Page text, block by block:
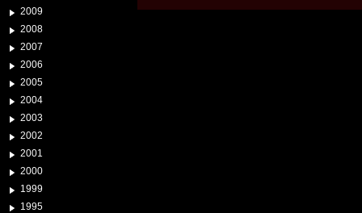
2009
2008
2007
2006
2005
2004
2003
2002
2001
2000
1999
1995